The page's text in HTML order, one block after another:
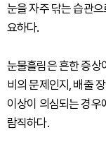
눈을 자주 닦는 습관
요하다.
눈물흘림은 흔한 증상
비의 문제인지, 배출
이상이 의심되는 경우
람직하다.